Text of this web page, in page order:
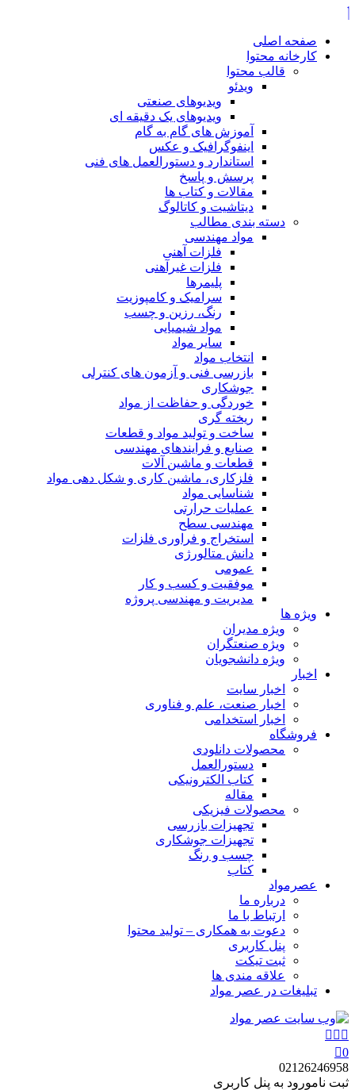
صفحه اصلی
کارخانه محتوا
قالب محتوا
ویدئو
ویدیوهای صنعتی
ویدیوهای یک دقیقه ای
آموزش های گام به گام
اینفوگرافیک و عکس
استاندارد و دستورالعمل های فنی
پرسش و پاسخ
مقالات و کتاب ها
دیتاشیت و کاتالوگ
دسته بندی مطالب
مواد مهندسی
فلزات آهنی
فلزات غیرآهنی
پلیمرها
سرامیک و کامپوزیت
رنگ، رزین و چسب
مواد شیمیایی
سایر مواد
انتخاب مواد
بازرسی فنی و آزمون های کنترلی
جوشکاری
خوردگی و حفاظت از مواد
ریخته گری
ساخت و تولید مواد و قطعات
صنایع و فرایندهای مهندسی
قطعات و ماشین آلات
فلزکاری، ماشین کاری و شکل دهی مواد
شناسایی مواد
عملیات حرارتی
مهندسی سطح
استخراج و فراوری فلزات
دانش متالورژی
عمومی
موفقیت و کسب و کار
مدیریت و مهندسی پروژه
ویژه ها
ویژه مدیران
ویژه صنعتگران
ویژه دانشجویان
اخبار
اخبار سایت
اخبار صنعت، علم و فناوری
اخبار استخدامی
فروشگاه
محصولات دانلودی
دستورالعمل
کتاب الکترونیکی
مقاله
محصولات فیزیکی
تجهیزات بازرسی
تجهیزات جوشکاری
چسب و رنگ
کتاب
عصرمواد
درباره ما
ارتباط با ما
دعوت به همکاری – تولید محتوا
پنل کاربری
ثبت تیکت
علاقه مندی ها
تبلیغات در عصر مواد
0
02126246958
ثبت نامورود به پنل کاربری